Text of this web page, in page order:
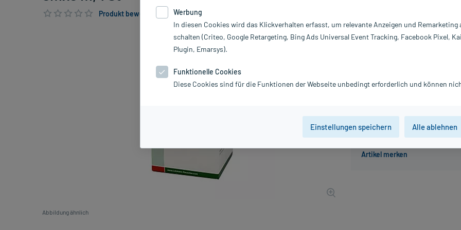
Produkt bewerten & PlusHerzen sichern
Abbildung ähnlich
Der Artikel ist momentan
Beratung für
Hersteller:
Werbung
In diesen Cookies wird das Klickverhalten erfasst, um relevante Anzeigen und Remarketing
schalten (Criteo, Google Retargeting, Bing Ads Universal Event Tracking, Facebook Pixel,
Plugin, Emarsys).
Funktionelle Cookies
Diese Cookies sind für die Funktionen der Webseite unbedingt erforderlich und können
Einstellungen speichern Alle ablehnen